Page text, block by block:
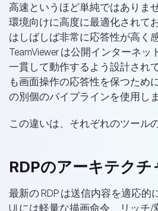
高速というほど単純ではありま
環境向けに高度に最適化されて
はしばしば非常に応答性が高く
TeamViewer は公開インターネッ
一貫して動作するよう設計され
も画面操作の応答性を保つため
の別個のパイプラインを使用しま
この違いは、それぞれのツール
RDPのアーキテクチ
最新の RDP は送信内容を適応的
UI には軽量な描画命令、リッチ